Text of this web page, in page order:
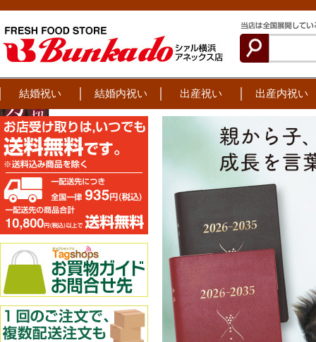
結婚祝い 結婚内祝い 出産祝い 出産内祝い